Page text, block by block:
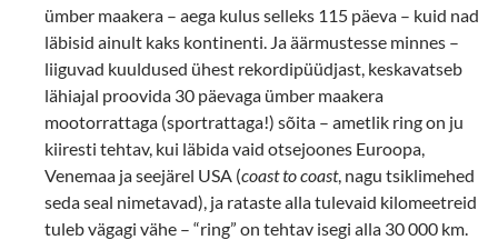
ümber maakera – aega kulus selleks 115 päeva – kuid nad
läbisid ainult kaks kontinenti. Ja äärmustesse minnes –
liiguvad kuuldused ühest rekordipüüdjast, keskavatseb
lähiajal proovida 30 päevaga ümber maakera
mootorrattaga (sportrattaga!) sõita – ametlik ring on ju
kiiresti tehtav, kui läbida vaid otsejoones Euroopa,
Venemaa ja seejärel USA (coast to coast, nagu tsiklimehed
seda seal nimetavad), ja rataste alla tulevaid kilomeetreid
tuleb vägagi vähe – “ring” on tehtav isegi alla 30 000 km.